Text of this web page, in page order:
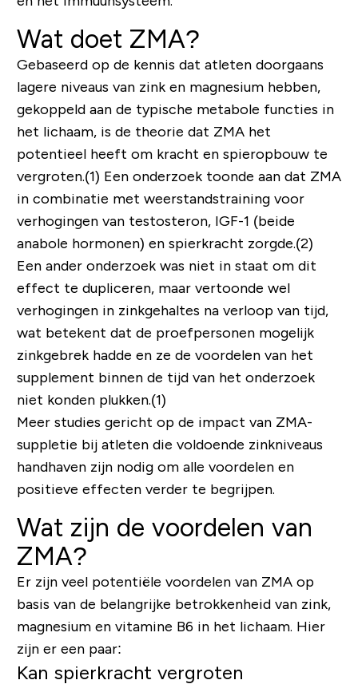
Wat doet ZMA?
Gebaseerd op de kennis dat atleten doorgaans
lagere niveaus van zink en magnesium hebben,
gekoppeld aan de typische metabole functies in
het lichaam, is de theorie dat ZMA het
potentieel heeft om kracht en spieropbouw te
vergroten.(1) Een onderzoek toonde aan dat ZMA
in combinatie met weerstandstraining voor
verhogingen van testosteron, IGF-1 (beide
anabole hormonen) en spierkracht zorgde.(2)
Een ander onderzoek was niet in staat om dit
effect te dupliceren, maar vertoonde wel
verhogingen in zinkgehaltes na verloop van tijd,
wat betekent dat de proefpersonen mogelijk
zinkgebrek hadde en ze de voordelen van het
supplement binnen de tijd van het onderzoek
niet konden plukken.(1)
Meer studies gericht op de impact van ZMA-
suppletie bij atleten die voldoende zinkniveaus
handhaven zijn nodig om alle voordelen en
positieve effecten verder te begrijpen.
Wat zijn de voordelen van
ZMA?
Er zijn veel potentiële voordelen van ZMA op
basis van de belangrijke betrokkenheid van zink,
magnesium en vitamine B6 in het lichaam. Hier
zijn er een paar:
Kan spierkracht vergroten